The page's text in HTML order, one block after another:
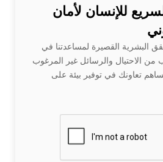
للإنسان لأمان
البشرية القصيرة لمساعدتنا في
من الاحتيال والرسائل غير المرغوب
تعاونك في توفير بيئة على